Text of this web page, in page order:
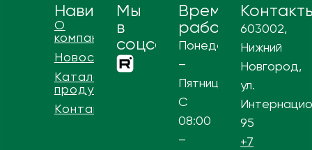
Навигация
О
компании
Новости
Каталог
продукции
Контакты
Мы
в
соцсетях
Время
работы
Понедельник
–
Пятница
С
08:00
–
603002,
Нижний
Новгород,
ул.
95
+7